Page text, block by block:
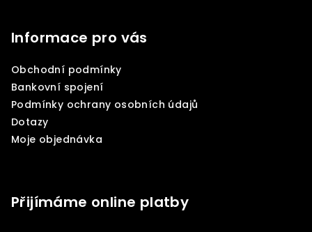
Informace pro vás
Obchodní podmínky
Bankovní spojení
Podmínky ochrany osobních údajů
Dotazy
Moje objednávka
Přijímáme online platby